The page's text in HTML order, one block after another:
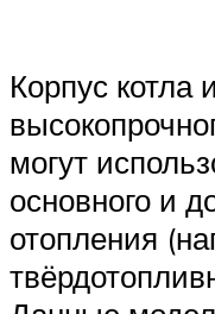
Корпус котла
могут
основного и
отопления